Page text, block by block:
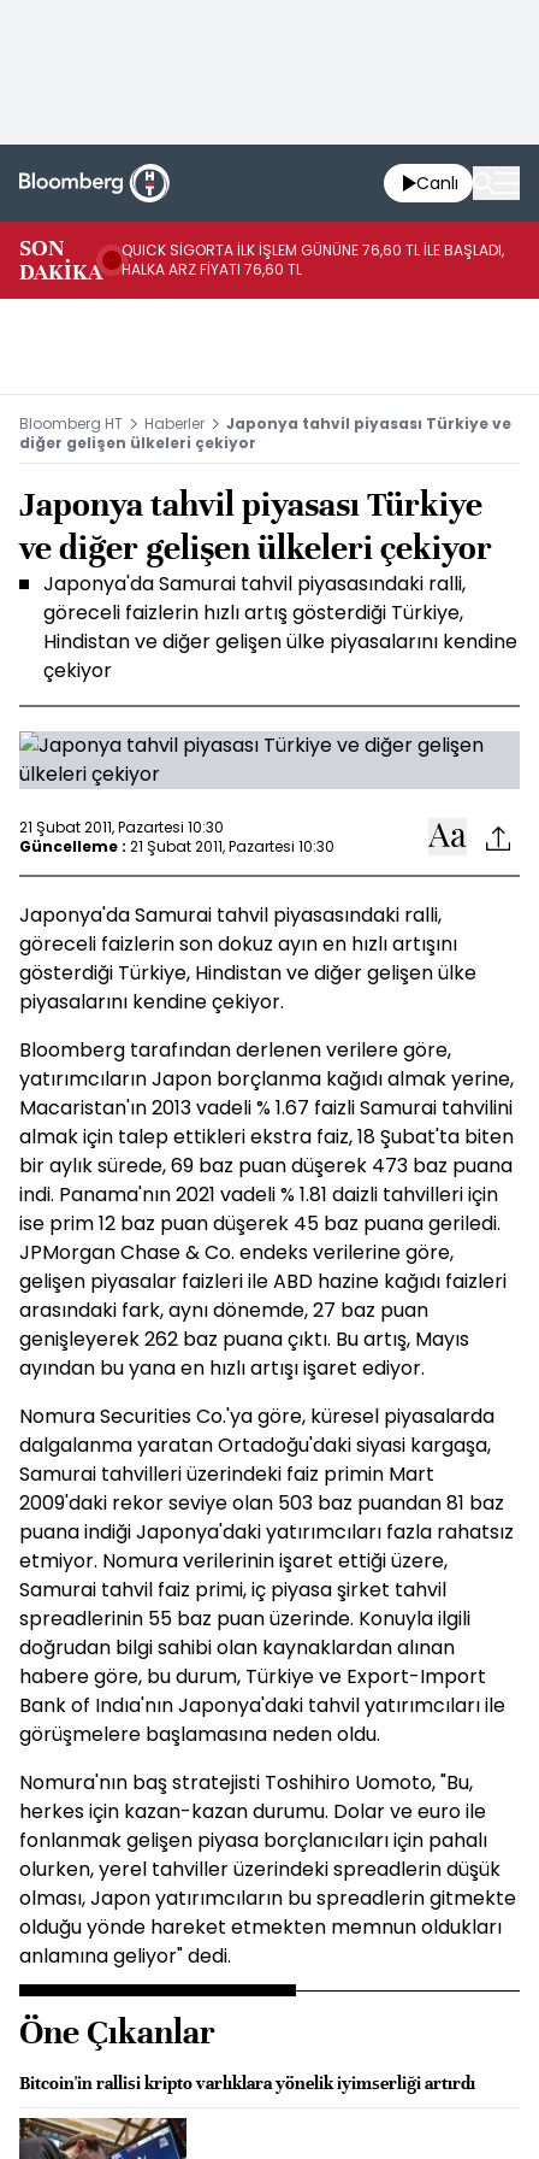
Canlı
SON
DAKİKA
QUICK SİGORTA İLK İŞLEM GÜNÜNE 76,60 TL İLE BAŞLADI,
HALKA ARZ FİYATI 76,60 TL
Bloomberg HT Haberler
Japonya tahvil piyasası Türkiye ve
diğer gelişen ülkeleri çekiyor
Japonya tahvil piyasası Türkiye
ve diğer gelişen ülkeleri çekiyor
Japonya'da Samurai tahvil piyasasındaki ralli,
göreceli faizlerin hızlı artış gösterdiği Türkiye,
Hindistan ve diğer gelişen ülke piyasalarını kendine
çekiyor
21 Şubat 2011, Pazartesi 10:30
Güncelleme : 21 Şubat 2011, Pazartesi 10:30
Japonya'da Samurai tahvil piyasasındaki ralli,
göreceli faizlerin son dokuz ayın en hızlı artışını
gösterdiği Türkiye, Hindistan ve diğer gelişen ülke
piyasalarını kendine çekiyor.
Bloomberg tarafından derlenen verilere göre,
yatırımcıların Japon borçlanma kağıdı almak yerine,
Macaristan'ın 2013 vadeli % 1.67 faizli Samurai tahvilini
almak için talep ettikleri ekstra faiz, 18 Şubat'ta biten
bir aylık sürede, 69 baz puan düşerek 473 baz puana
indi. Panama'nın 2021 vadeli % 1.81 daizli tahvilleri için
ise prim 12 baz puan düşerek 45 baz puana geriledi.
JPMorgan Chase & Co. endeks verilerine göre,
gelişen piyasalar faizleri ile ABD hazine kağıdı faizleri
arasındaki fark, aynı dönemde, 27 baz puan
genişleyerek 262 baz puana çıktı. Bu artış, Mayıs
ayından bu yana en hızlı artışı işaret ediyor.
Nomura Securities Co.'ya göre, küresel piyasalarda
dalgalanma yaratan Ortadoğu'daki siyasi kargaşa,
Samurai tahvilleri üzerindeki faiz primin Mart
2009'daki rekor seviye olan 503 baz puandan 81 baz
puana indiği Japonya'daki yatırımcıları fazla rahatsız
etmiyor. Nomura verilerinin işaret ettiği üzere,
Samurai tahvil faiz primi, iç piyasa şirket tahvil
spreadlerinin 55 baz puan üzerinde. Konuyla ilgili
doğrudan bilgi sahibi olan kaynaklardan alınan
habere göre, bu durum, Türkiye ve Export-Import
Bank of Indıa'nın Japonya'daki tahvil yatırımcıları ile
görüşmelere başlamasına neden oldu.
Nomura'nın baş stratejisti Toshihiro Uomoto, "Bu,
herkes için kazan-kazan durumu. Dolar ve euro ile
fonlanmak gelişen piyasa borçlanıcıları için pahalı
olurken, yerel tahviller üzerindeki spreadlerin düşük
olması, Japon yatırımcıların bu spreadlerin gitmekte
olduğu yönde hareket etmekten memnun oldukları
anlamına geliyor" dedi.
Öne Çıkanlar
Bitcoin'in rallisi kripto varlıklara yönelik iyimserliği artırdı